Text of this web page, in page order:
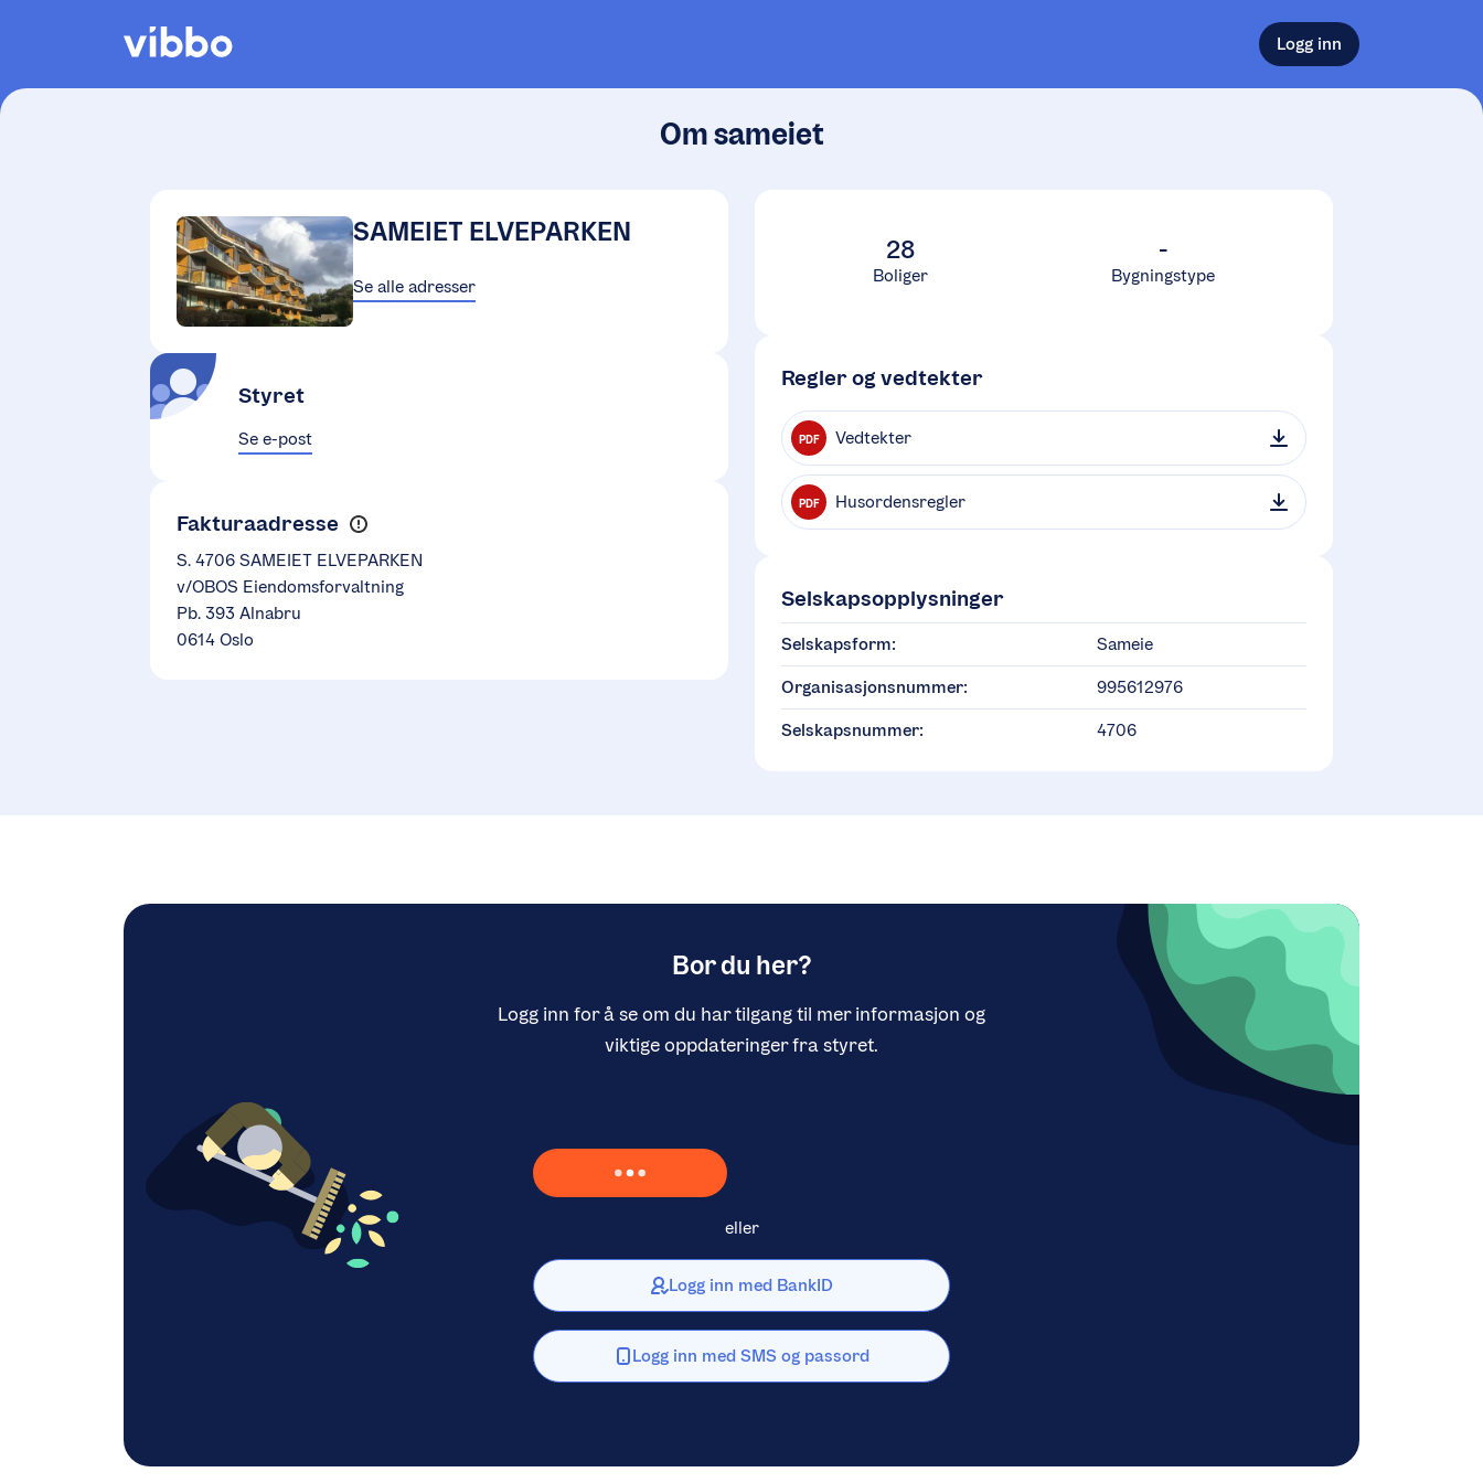
Logg inn
Om sameiet
SAMEIET ELVEPARKEN
Se alle adresser
Styret
Se e-post
Fakturaadresse
S. 4706 SAMEIET ELVEPARKEN
v/OBOS Eiendomsforvaltning
Pb. 393 Alnabru
0614 Oslo
28
Boliger
-
Bygningstype
Regler og vedtekter
PDF Vedtekter
PDF Husordensregler
Selskapsopplysninger
Selskapsform: Sameie
Organisasjonsnummer: 995612976
Selskapsnummer: 4706
Bor du her?
Logg inn for å se om du har tilgang til mer informasjon og
viktige oppdateringer fra styret.
Laster inn Vipps …
eller
Logg inn med BankID
Logg inn med SMS og passord